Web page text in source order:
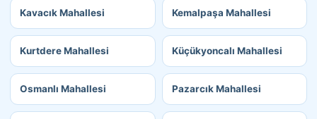
Kavacık Mahallesi Kemalpaşa Mahallesi
Kurtdere Mahallesi Küçükyoncalı Mahallesi
Osmanlı Mahallesi Pazarcık Mahallesi